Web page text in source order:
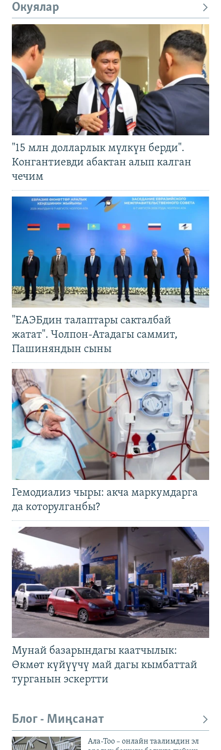
Окуялар
"15 млн долларлык мүлкүн берди".
Конгантиевди абактан алып калган
чечим
"ЕАЭБдин талаптары сакталбай
жатат". Чолпон-Атадагы саммит,
Пашиняндын сыны
Гемодиализ чыры: акча маркумдарга
да которулганбы?
Мунай базарындагы каатчылык:
Өкмөт күйүүчү май дагы кымбаттай
турганын эскертти
Блог - Миңсанат
Ала-Тоо – онлайн таалимдин эл